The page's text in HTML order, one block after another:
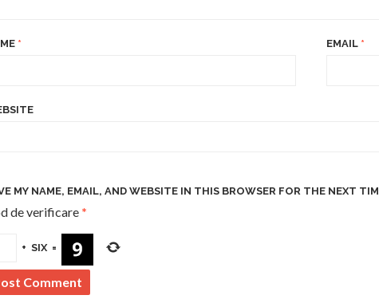
* EMAIL *
MY NAME, EMAIL, AND WEBSITE IN THIS BROWSER FOR THE NEXT
de verificare *
+ SIX =